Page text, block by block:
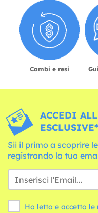
Cambi e resi
ACCEDI
ESCLUSIVE*
Sii il primo a scoprire
registrando la tua
Ho letto e accetto le